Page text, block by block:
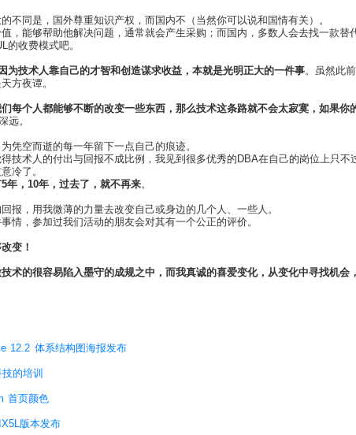
不同是，国外尊重知识产权，而国内不（当然你可以说和国情有关）。
，能够帮助他解决问题，通常就会产生采购；而国内，多数人会去找一款
的收费模式吧。
技术人靠自己的才智和创造谋求收益，本就是光明正大的一件事。虽然此
方夜谭。
每个人都能够不断的改变一些东西，那么技术这条路就不会太寂寞，如果
远。
凭空而逝的每一年留下一点自己的痕迹。
技术人的付出与回报不成比例，我见到很多优秀的DBA在自己的岗位上只
冷了。
年，10年，过去了，就不再来。
报，用我微薄的力量去改变自己或身边的几个人、一些人。
情，参加过我们活动的朋友会对其有一个公正的评价。
变！
术的很容易陷入墨守的成规之中，而我真诚的喜爱变化，从变化中寻找机会
12.2 体系结构图海报发布
的培训
首页颜色
版本发布